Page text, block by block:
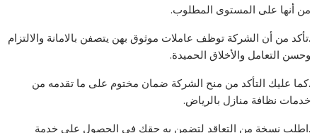
من أنها على المستوى المطلوب.
.تأكد من أن الشركة توظف عاملات موثوق بهن يتصفن بالامانة والالتزام
وحسن التعامل والأخلاق الحميدة.
.كما عليك التأكد من منح الشركة ضمان مختوم على ما تقدمه من
خدمات نظافة منازل بالرياض.
.اطلب نسخة من التعاقد لتضمن به حقك في الحصول على خدمة